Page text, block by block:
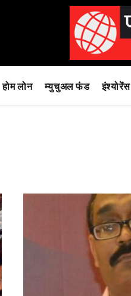
होम लोन म्युचुअल फंड इंश्योरेंस